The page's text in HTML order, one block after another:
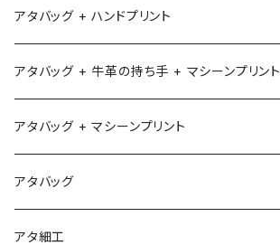
アタバッグ + ハンドプリント
アタバッグ + 牛革の持ち手 + マシーンプリント
アタバッグ + マシーンプリント
1
2
アタバッグ
アタ細工